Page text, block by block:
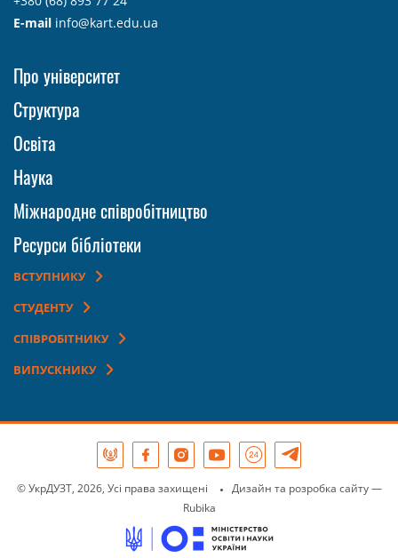
E-mail info@kart.edu.ua
Про університет
Структура
Освіта
Наука
Міжнародне співробітництво
Ресурси бібліотеки
ВСТУПНИКУ
СТУДЕНТУ
СПІВРОБІТНИКУ
ВИПУСКНИКУ
© УкрДУЗТ, 2026, Усі права захищені Дизайн та розробка сайту—
Rubika